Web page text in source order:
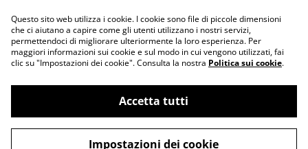
Informativa sulla
privacy
Politica sui Cookie
©2026Corals Waves Gioielli di Cristiano Cataldo
Questo sito web utilizza i cookie. I cookie sono file di piccole dimensioni
che ci aiutano a capire come gli utenti utilizzano i nostri servizi,
permettendoci di migliorare ulteriormente la loro esperienza. Per
maggiori informazioni sui cookie e sul modo in cui vengono utilizzati, fai
clic su "Impostazioni dei cookie". Consulta la nostra Politica sui cookie.
Accetta tutti
Impostazioni dei cookie